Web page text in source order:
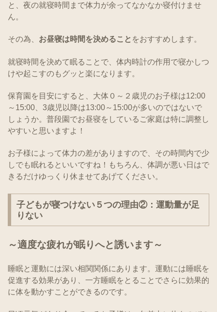
と、夜の就寝時間まで体力が余ってなかなか寝付けませ
ん。
その為、 お昼寝は時間を決めること をおすすめします。
就寝時間を決めて眠ることで、体内時計の作用で寝かしつ
けや起こすのもグッと楽になります。
保育園を目安にすると、大体０～２歳児のお子様は12:00
～15:00、3歳児以降は13:00～15:00が多いのではないで
しょうか。普段園でお昼寝をしているご家庭は特に調整し
やすいと思いますよ！
お子様によって体力の差がありますので、その時間内で少
しでも眠れるといいですね！もちろん、体調が悪い日はで
きるだけゆっくり休ませてあげてください。
子どもが寝つけない５つの理由②：運動量が足
りない
～適度な疲れが眠りへと誘います～
睡眠と運動には深い相関関係にあります。運動には睡眠を
促進する効果があり、一方睡眠をとることでさらに効果的
に体を動かすことができるのです。